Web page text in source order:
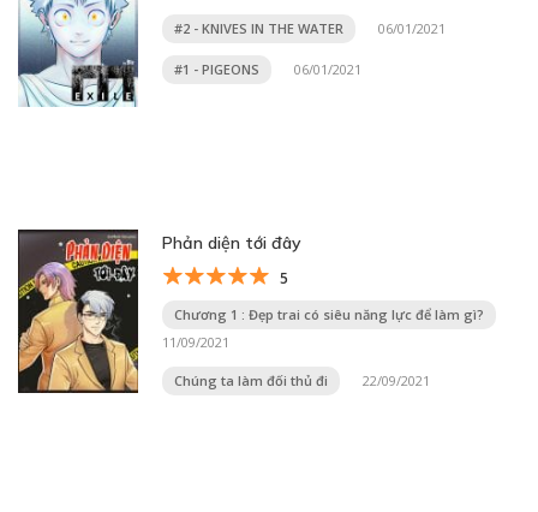
#2 - KNIVES IN THE WATER 06/01/2021
#1 - PIGEONS 06/01/2021
Phản diện tới đây
5
Chương 1 : Đẹp trai có siêu năng lực để làm gì?
11/09/2021
Chúng ta làm đối thủ đi 22/09/2021